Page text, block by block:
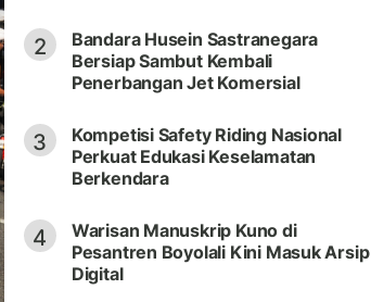
2
Bandara Husein Sastranegara
Bersiap Sambut Kembali
Penerbangan Jet Komersial
3
Kompetisi Safety Riding Nasional
Perkuat Edukasi Keselamatan
Berkendara
4
Warisan Manuskrip Kuno di
Pesantren Boyolali Kini Masuk Arsip
Digital